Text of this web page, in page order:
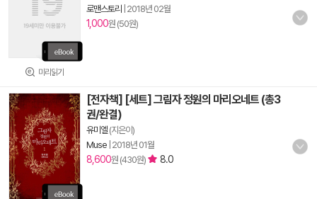
미리읽기
로맨스토리
2018년 02월
1,000원 (50원)
[전자책] [세트] 그림자 정원의 마리오네트 (총3
권/완결)
유미엘 (지은이)
Muse 2018년 01월
8,600원 (430원) 8.0